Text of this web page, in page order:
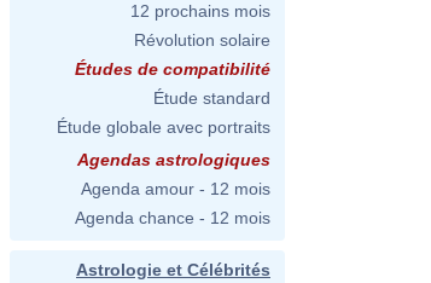
12 prochains mois
Révolution solaire
Études de compatibilité
Étude standard
Étude globale avec portraits
Agendas astrologiques
Agenda amour - 12 mois
Agenda chance - 12 mois
Astrologie et Célébrités